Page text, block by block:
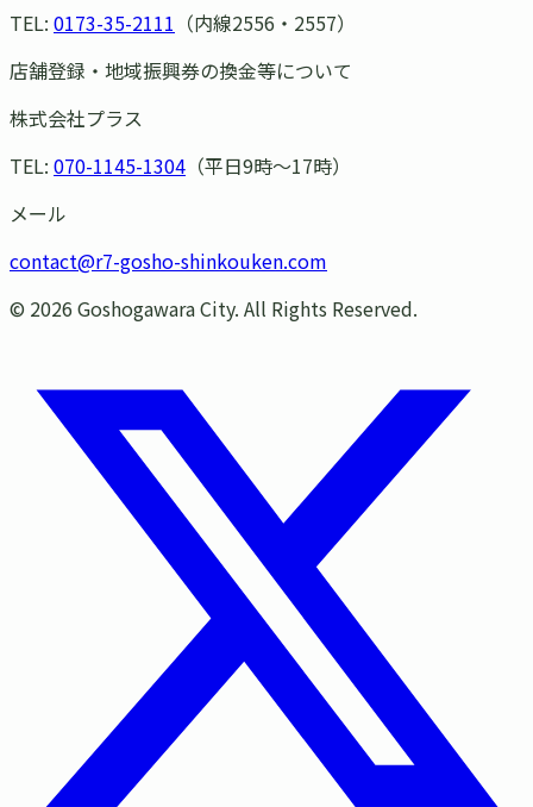
TEL: 0173-35-2111 （内線2556・2557）
店舗登録・地域振興券の換金等について
株式会社プラス
TEL: 070-1145-1304 （平日9時〜17時）
メール
contact@r7-gosho-shinkouken.com
© 2026 Goshogawara City. All Rights Reserved.